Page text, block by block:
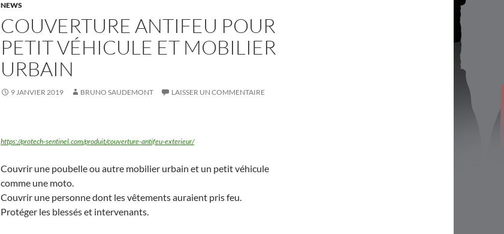
NEWS
COUVERTURE ANTIFEU POUR
PETIT VÉHICULE ET MOBILIER
URBAIN
9 JANVIER 2019 BRUNO SAUDEMONT LAISSER UN COMMENTAIRE
https://protech-sentinel.com/produit/couverture-antifeu-exterieur/
Couvrir une poubelle ou autre mobilier urbain et un petit véhicule
comme une moto.
Couvrir une personne dont les vêtements auraient pris feu.
Protéger les blessés et intervenants.